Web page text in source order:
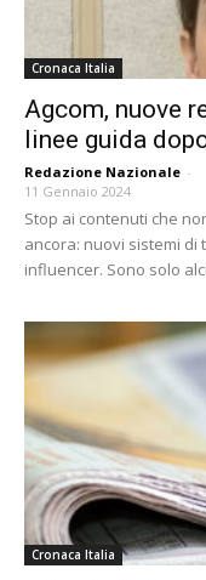
Cronaca Italia
Agcom, nuove
linee guida
Redazione Nazionale -
11 Gennaio 2024
Stop ai contenuti che
ancora: nuovi sistemi
influencer. Sono solo
Cronaca Italia